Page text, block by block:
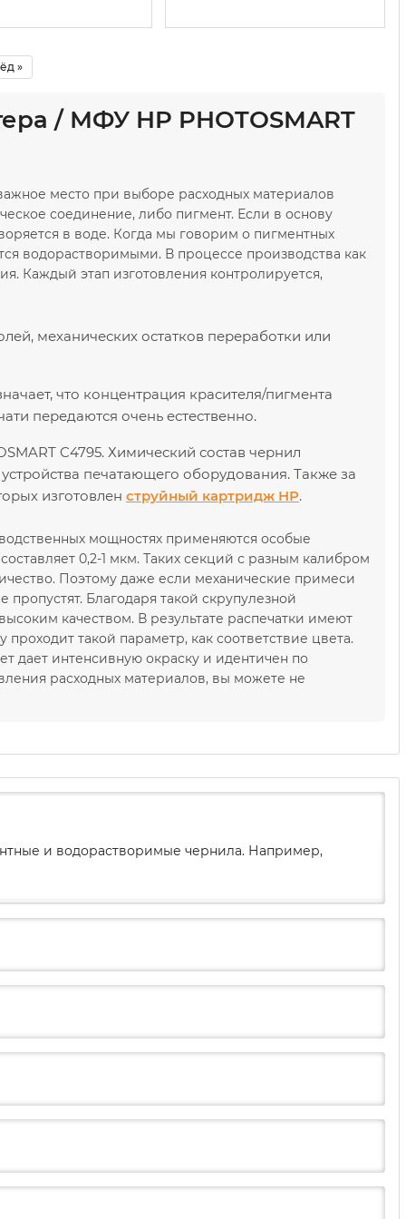
»
/ МФУ HP PHOTOSMART
место при выборе расходных материалов
соединение, либо пигмент. Если в основу
в воде. Когда мы говорим о пигментных
водорастворимыми. В процессе производства как
Каждый этап изготовления контролируется,
механических остатков переработки или
что концентрация красителя/пигмента
передаются очень естественно.
C4795. Химический состав чернил
печатающего оборудования. Также за
изготовлен струйный картридж НР.
мощностях применяются особые
0,2-1 мкм. Таких секций с разным калибром
Поэтому даже если механические примеси
Благодаря такой скрупулезной
качеством. В результате распечатки имеют
такой параметр, как соответствие цвета.
дает интенсивную окраску и идентичен по
расходных материалов, вы можете не
и водорастворимые чернила. Например,